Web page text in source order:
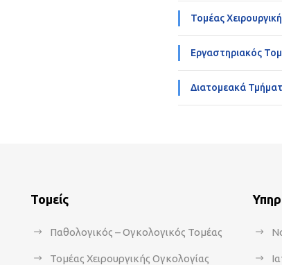
Τομέας
Εργαστηριακός
Διατομεακά
Τομείς
Παθολογικός – Ογκολογικός Τομέας
Τομέας Χειρουργικής Ογκολογίας